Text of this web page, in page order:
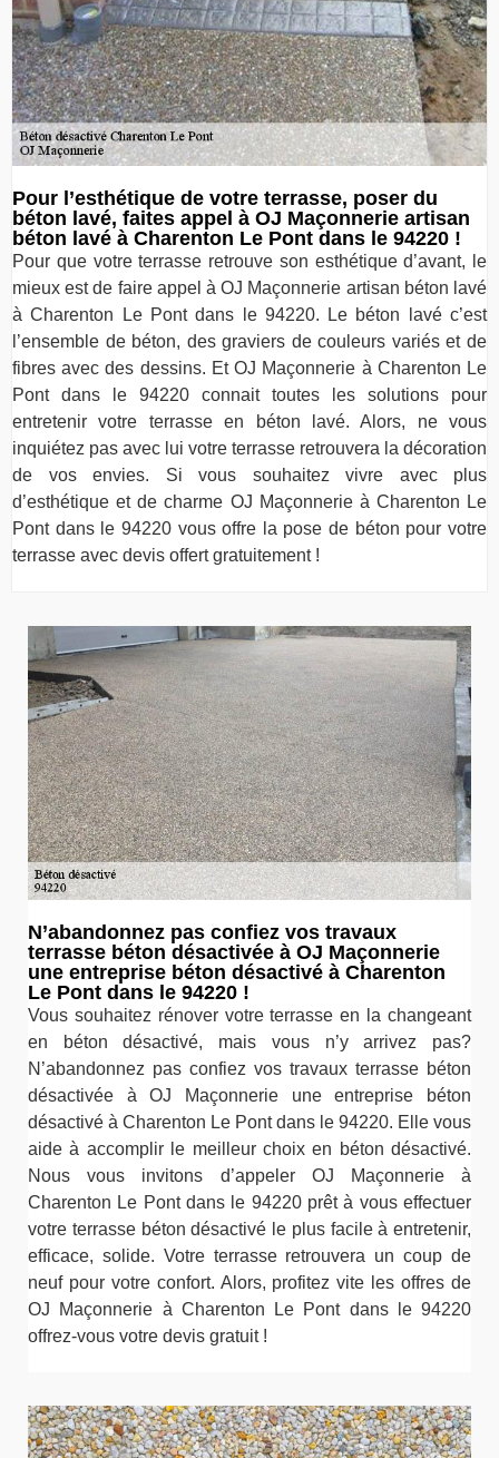
Pour l’esthétique de votre terrasse, poser du
béton lavé, faites appel à OJ Maçonnerie artisan
béton lavé à Charenton Le Pont dans le 94220 !
Pour que votre terrasse retrouve son esthétique d’avant, le
mieux est de faire appel à OJ Maçonnerie artisan béton lavé
à Charenton Le Pont dans le 94220. Le béton lavé c’est
l’ensemble de béton, des graviers de couleurs variés et de
fibres avec des dessins. Et OJ Maçonnerie à Charenton Le
Pont dans le 94220 connait toutes les solutions pour
entretenir votre terrasse en béton lavé. Alors, ne vous
inquiétez pas avec lui votre terrasse retrouvera la décoration
de vos envies. Si vous souhaitez vivre avec plus
d’esthétique et de charme OJ Maçonnerie à Charenton Le
Pont dans le 94220 vous offre la pose de béton pour votre
terrasse avec devis offert gratuitement !
N’abandonnez pas confiez vos travaux
terrasse béton désactivée à OJ Maçonnerie
une entreprise béton désactivé à Charenton
Le Pont dans le 94220 !
Vous souhaitez rénover votre terrasse en la changeant
en béton désactivé, mais vous n’y arrivez pas?
N’abandonnez pas confiez vos travaux terrasse béton
désactivée à OJ Maçonnerie une entreprise béton
désactivé à Charenton Le Pont dans le 94220. Elle vous
aide à accomplir le meilleur choix en béton désactivé.
Nous vous invitons d’appeler OJ Maçonnerie à
Charenton Le Pont dans le 94220 prêt à vous effectuer
votre terrasse béton désactivé le plus facile à entretenir,
efficace, solide. Votre terrasse retrouvera un coup de
neuf pour votre confort. Alors, profitez vite les offres de
OJ Maçonnerie à Charenton Le Pont dans le 94220
offrez-vous votre devis gratuit !